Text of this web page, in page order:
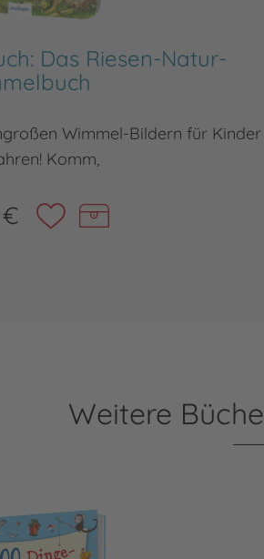
Das Riesen-Natur-
Wimmel-Bildern für Kinder
Komm,
Weitere